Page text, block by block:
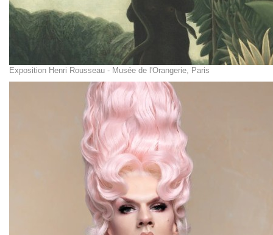
Exposition Henri Rousseau - Musée de l'Orangerie, Paris